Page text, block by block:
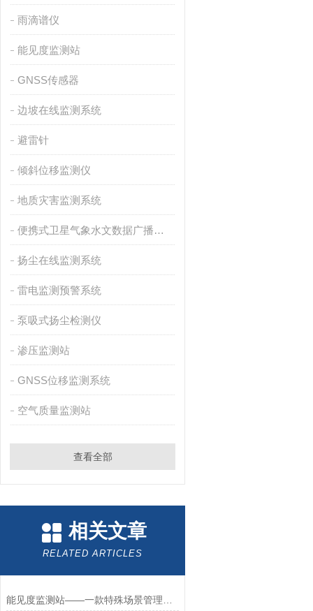
雨滴谱仪
能见度监测站
GNSS传感器
边坡在线监测系统
避雷针
倾斜位移监测仪
地质灾害监测系统
便携式卫星气象水文数据广播接收设备
扬尘在线监测系统
雷电监测预警系统
泵吸式扬尘检测仪
渗压监测站
GNSS位移监测系统
空气质量监测站
查看全部
相关文章
RELATED ARTICLES